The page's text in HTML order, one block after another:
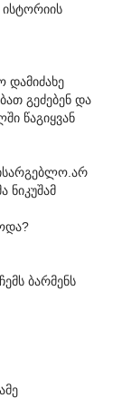
ისტორიის
დამიძახე
გეძებენ და
წაგიყვან
ნიკუშამ
ბარმენს